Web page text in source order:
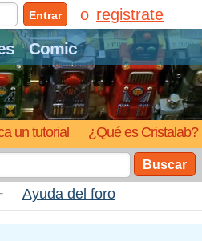
Comic
un tutorial ¿Qué es Cristalab?
Entrar registrate
Buscar
Ayuda del foro